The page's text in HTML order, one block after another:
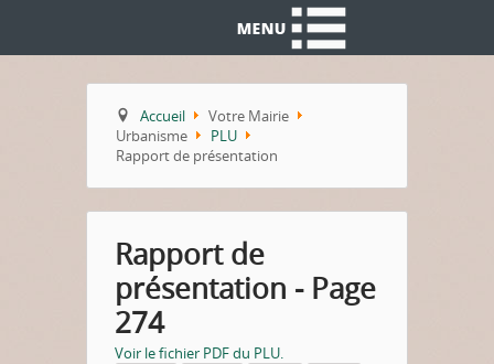
Accueil
Votre Mairie
Urbanisme
PLU
Rapport de présentation
Rapport de
présentation - Page
274
Voir le fichier PDF du PLU.